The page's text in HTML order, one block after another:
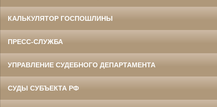
КАЛЬКУЛЯТОР ГОСПОШЛИНЫ
ПРЕСС-СЛУЖБА
УПРАВЛЕНИЕ СУДЕБНОГО ДЕПАРТАМЕНТА
СУДЫ СУБЪЕКТА РФ